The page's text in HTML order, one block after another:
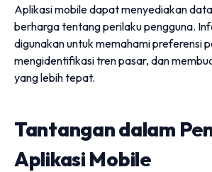
Aplikasi mobile dapat menyediakan
berharga tentang perilaku pengguna.
digunakan untuk memahami preferensi
mengidentifikasi tren pasar, dan
yang lebih tepat.
Tantangan dalam
Aplikasi Mobile